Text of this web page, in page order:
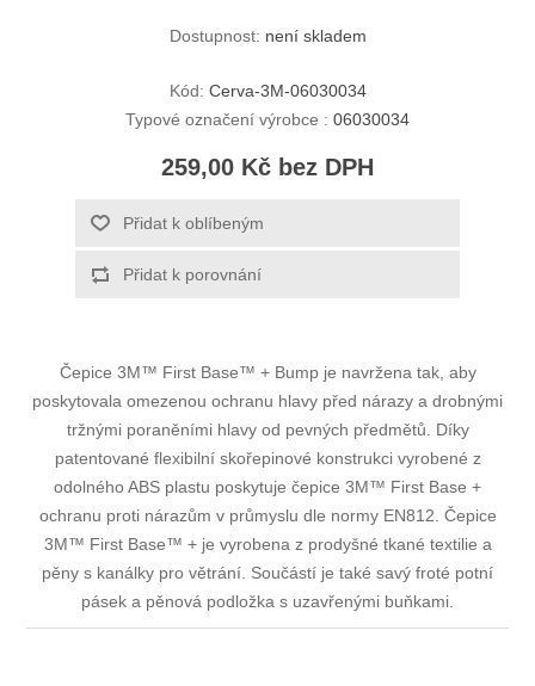
Dostupnost: není skladem
Kód: Cerva-3M-06030034
Typové označení výrobce : 06030034
259,00 Kč bez DPH
Přidat k oblíbeným
Přidat k porovnání
Čepice 3M™ First Base™ + Bump je navržena tak, aby
poskytovala omezenou ochranu hlavy před nárazy a drobnými
tržnými poraněními hlavy od pevných předmětů. Díky
patentované flexibilní skořepinové konstrukci vyrobené z
odolného ABS plastu poskytuje čepice 3M™ First Base +
ochranu proti nárazům v průmyslu dle normy EN812. Čepice
3M™ First Base™ + je vyrobena z prodyšné tkané textilie a
pěny s kanálky pro větrání. Součástí je také savý froté potní
pásek a pěnová podložka s uzavřenými buňkami.